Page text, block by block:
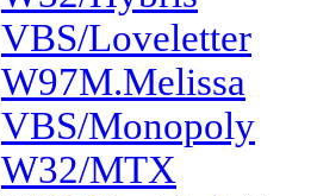
VBS/Loveletter
W97M.Melissa
VBS/Monopoly
W32/MTX